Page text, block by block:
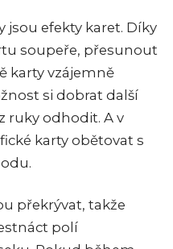
jsou efekty karet. Díky
soupeře, přesunout
karty vzájemně
si dobrat další
ruky odhodit. A v
karty obětovat s
překrývat, takže
polí